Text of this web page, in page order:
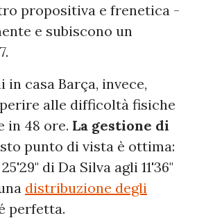
propositiva e frenetica -
e subiscono un
7.
casa Barça, invece,
alle difficoltà fisiche
in 48 ore. La gestione di
punto di vista è ottima:
di Da Silva agli 11'36"
distribuzione degli
perfetta.